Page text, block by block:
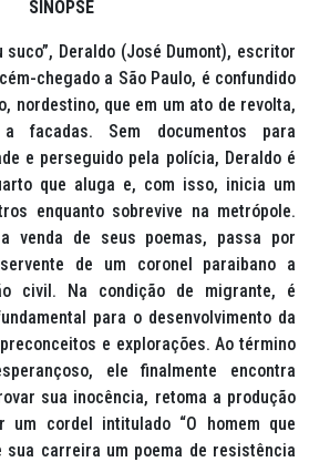
SINOPSE
suco”, Deraldo (José Dumont), escritor
chegado a São Paulo, é confundido
nordestino, que em um ato de revolta,
facadas. Sem documentos para
e perseguido pela polícia, Deraldo é
que aluga e, com isso, inicia um
enquanto sobrevive na metrópole.
venda de seus poemas, passa por
de um coronel paraibano a
civil. Na condição de migrante, é
para o desenvolvimento da
e explorações. Ao término
ele finalmente encontra
sua inocência, retoma a produção
um cordel intitulado “O homem que
sua carreira um poema de resistência